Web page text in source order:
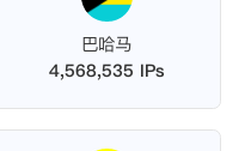
巴哈马
4,568,535 IPs